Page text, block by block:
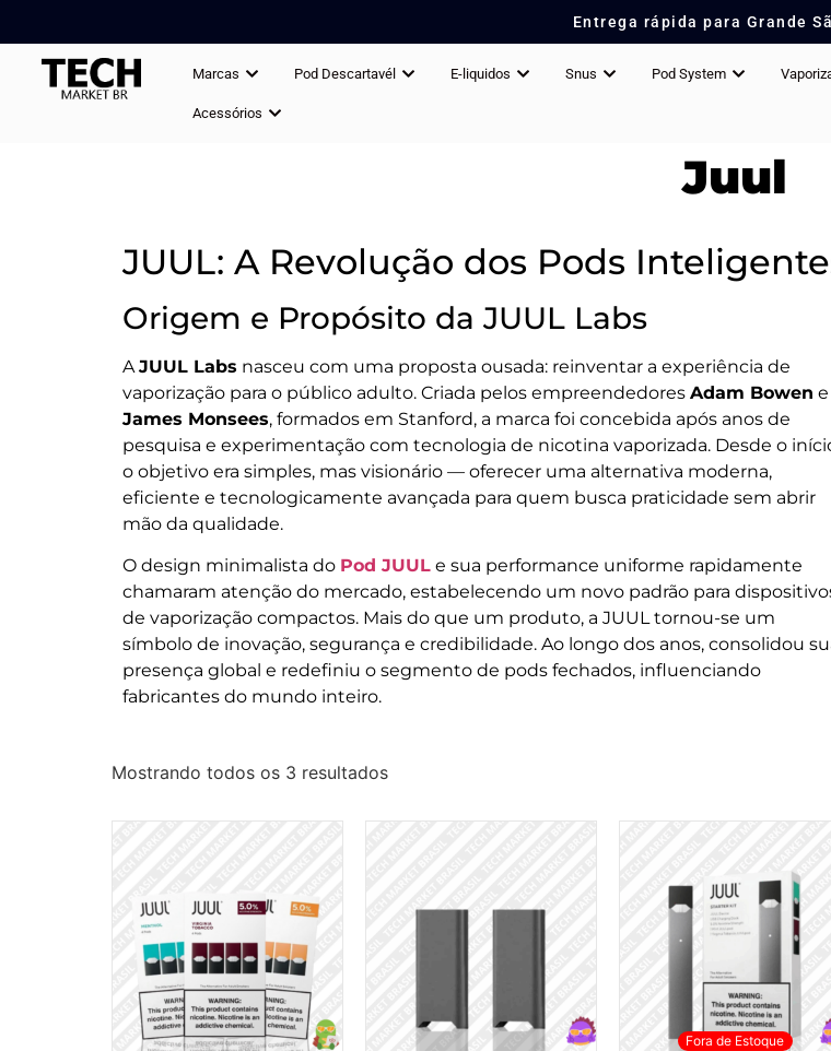
Entrega rápida para Grande
Marcas Pod Descartavél E-liquidos Snus Pod System
Acessórios
Juul
JUUL: A Revolução dos Pods
Origem e Propósito da JUUL Labs
AJUUL Labs nasceu com uma proposta ousada: reinventar a experiência de
vaporização para o público adulto. Criada pelos empreendedores Adam Bowen e
James Monsees, formados em Stanford, a marca foi concebida após anos de
pesquisa e experimentação com tecnologia de nicotina vaporizada. Desde o
o objetivo era simples, mas visionário — oferecer uma alternativa moderna,
eficiente e tecnologicamente avançada para quem busca praticidade sem abrir
mão da qualidade.
O design minimalista do Pod JUUL e sua performance uniforme rapidamente
chamaram atenção do mercado, estabelecendo um novo padrão para
de vaporização compactos. Mais do que um produto, a JUUL tornou-se um
símbolo de inovação, segurança e credibilidade. Ao longo dos anos, consolidou
presença global e redefiniu o segmento de pods fechados, influenciando
fabricantes do mundo inteiro.
Mostrando todos os 3 resultados
Fora de Estoque